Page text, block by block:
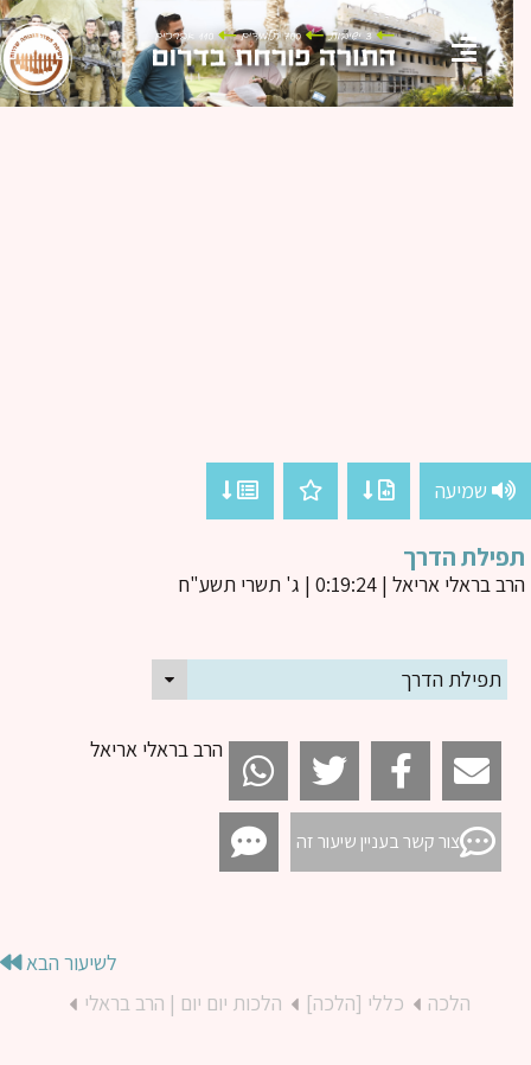
שמיעה
הדרך
בראלי אריאל| 0:19:24 | ג' תשרי תשע"ח
תפילת הדרך
הרב בראלי אריאל
צור קשר בעניין שיעור זה
לשיעור הבא
הלכה
כללי [הלכה] הלכות יום יום | הרב בראלי